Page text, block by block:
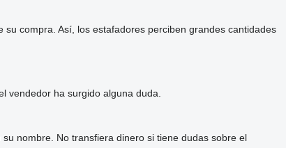
compra. Así, los estafadores perciben grandes cantidades
vendedor ha surgido alguna duda.
nombre. No transfiera dinero si tiene dudas sobre el